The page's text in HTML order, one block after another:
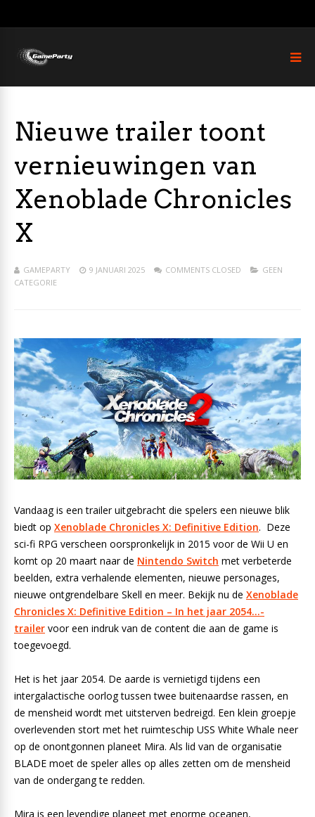
Nieuwe trailer toont
vernieuwingen van
Xenoblade Chronicles
X
GAMEPARTY 9 JANUARI 2025 COMMENTS CLOSED
GEEN
CATEGORIE
Vandaag is een trailer uitgebracht die spelers een nieuwe blik
biedt op Xenoblade Chronicles X: Definitive Edition. Deze
sci-fi RPG verscheen oorspronkelijk in 2015 voor de Wii U en
komt op 20 maart naar de Nintendo Switch met verbeterde
beelden, extra verhalende elementen, nieuwe personages,
nieuwe ontgrendelbare Skell en meer. Bekijk nu de Xenoblade
Chronicles X: Definitive Edition – In het jaar 2054…-
trailer voor een indruk van de content die aan de game is
toegevoegd.
Het is het jaar 2054. De aarde is vernietigd tijdens een
intergalactische oorlog tussen twee buitenaardse rassen, en
de mensheid wordt met uitsterven bedreigd. Een klein groepje
overlevenden stort met het ruimteschip USS White Whale neer
op de onontgonnen planeet Mira. Als lid van de organisatie
BLADE moet de speler alles op alles zetten om de mensheid
van de ondergang te redden.
Mira is een levendige planeet met enorme oceanen,